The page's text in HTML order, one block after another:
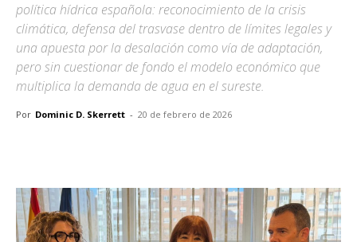
política hídrica española: reconocimiento de la crisis
climática, defensa del trasvase dentro de límites legales y
una apuesta por la desalación como vía de adaptación,
pero sin cuestionar de fondo el modelo económico que
multiplica la demanda de agua en el sureste.
Por Dominic D. Skerrett - 20 de febrero de 2026